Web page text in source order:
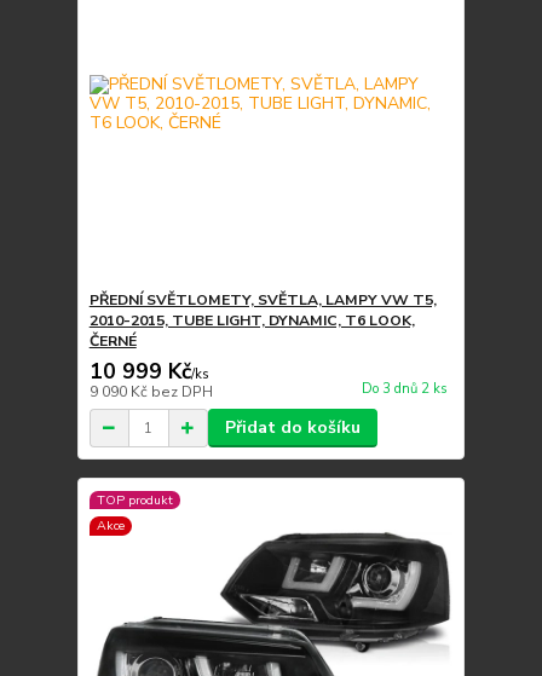
PŘEDNÍ SVĚTLOMETY, SVĚTLA, LAMPY VW T5,
2010-2015, TUBE LIGHT, DYNAMIC, T6 LOOK,
ČERNÉ
10 999 Kč/ks
9 090 Kč bez DPH Do 3 dnů 2 ks
Přidat do košíku
TOP produkt
Akce